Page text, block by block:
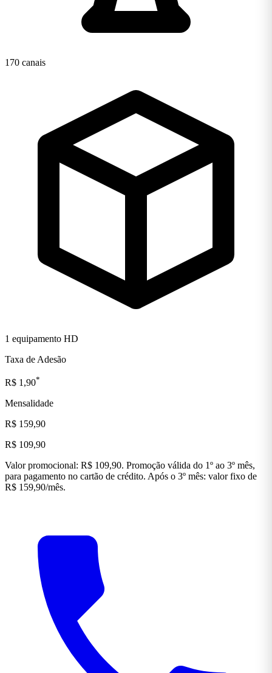
170 canais
1 equipamento HD
Taxa de Adesão
R$ 1,90*
Mensalidade
R$ 159,90
R$ 109,90
Valor promocional: R$ 109,90. Promoção válida do 1º ao 3º mês,
para pagamento no cartão de crédito. Após o 3º mês: valor fixo de
R$ 159,90/mês.